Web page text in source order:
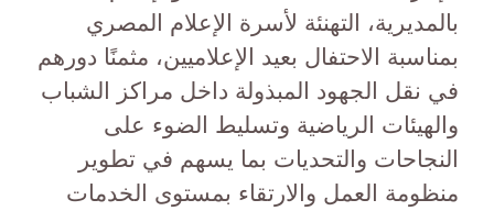
بالمديرية، التهنئة لأسرة الإعلام المصري
بمناسبة الاحتفال بعيد الإعلاميين، مثمنًا دورهم
في نقل الجهود المبذولة داخل مراكز الشباب
والهيئات الرياضية وتسليط الضوء على
النجاحات والتحديات بما يسهم في تطوير
منظومة العمل والارتقاء بمستوى الخدمات